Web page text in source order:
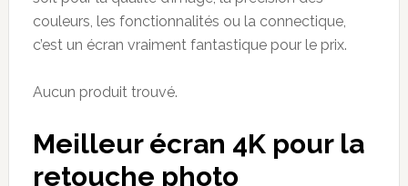
couleurs, les fonctionnalités ou la connectique,
c’est un écran vraiment fantastique pour le prix.
Aucun produit trouvé.
Meilleur écran 4K pour la
retouche photo